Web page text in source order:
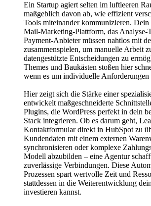
Ein Startup agiert selten im luftleeren
maßgeblich davon ab, wie effizient
Tools miteinander kommunizieren.
Mail-Marketing-Plattform, das Analyse-
Payment-Anbieter müssen nahtlos mit
zusammenspielen, um manuelle Arbeit
datengestützte Entscheidungen zu
Themes und Baukästen stoßen hier
wenn es um individuelle Anforderungen
Hier zeigt sich die Stärke einer
entwickelt maßgeschneiderte
Plugins, die WordPress perfekt in dein
Stack integrieren. Ob es darum geht,
Kontaktformular direkt in HubSpot zu
Kundendaten mit einem externen
synchronisieren oder komplexe
Modell abzubilden – eine Agentur
zuverlässige Verbindungen. Diese
Prozessen spart wertvolle Zeit und
stattdessen in die Weiterentwicklung
investieren kannst.